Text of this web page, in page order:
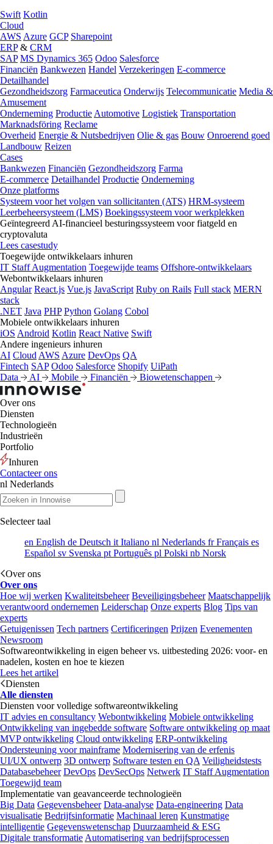
Swift Kotlin
Cloud
AWS Azure GCP Sharepoint
ERP& CRM
SAP MS Dynamics 365 Odoo Salesforce
Financiën Bankwezen Handel Verzekeringen E-commerce
Detailhandel
Gezondheidszorg Farmaceutica Onderwijs Telecommunicatie Media &
Amusement
Onderneming Productie Automotive Logistiek Transportation
Marknadsföring Reclame
Overheid Energie & Nutsbedrijven Olie & gas Bouw Onroerend goed
Landbouw Reizen
Cases
Bankwezen Financiën Gezondheidszorg Farma
E-commerce Detailhandel Productie Onderneming
Onze platforms
Systeem voor het volgen van sollicitanten (ATS) HRM-systeem
Leerbeheersysteem (LMS) Boekingssysteem voor werkplekken
Geïntegreerd AI-financieel besturingssysteem voor fiatgeld en
cryptovaluta
Lees casestudy
Toegewijde ontwikkelaars inhuren
IT Staff Augmentation Toegewijde teams Offshore-ontwikkelaars
Webontwikkelaars inhuren
Angular React.js Vue.js JavaScript Ruby on Rails Full stack MERN
stack
.NET Java PHP Python Golang Cobol
Mobiele ontwikkelaars inhuren
iOS Android Kotlin React Native Swift
Andere ingenieurs inhuren
AI Cloud AWS Azure DevOps QA
Fintech SAP Odoo Salesforce Shopify UiPath
Data
AI Mobile Financiën Biowetenschappen
Over ons
Diensten
Technologieën
Industrieën
Portfolio
Inhuren
Contacteer ons
nl Nederlands
Selecteer taal
en English de Deutsch it Italiano nl Nederlands frFrançais es
Español sv Svenska pt Português pl Polski nb Norsk
Over ons
Over ons
Hoe wij werken Kwaliteitsbeheer Beveiligingsbeheer Maatschappelijk
verantwoord ondernemen Leiderschap Onze experts Blog Tips van
experts
Getuigenissen Tech partners Certificeringen Prijzen Evenementen
Newsroom
Softwareontwikkeling in eigen beheer vs. uitbesteding 2026: voor- en
nadelen, kosten en hoe te kiezen
Lees het artikel
Diensten
Alle diensten
Diensten voor volledige softwareontwikkeling
IT advies en consultancy Webontwikkeling Mobiele ontwikkeling
Ontwikkeling van ingebedde software Software ontwikkeling op maat
MVP ontwikkeling Cloud ontwikkeling ERP-ontwikkeling
Ondersteuning voor mainframe Modernisering van de erfenis
UI/UX ontwerp 3D ontwerp Software testen en QA Veiligheidstests
Databasebeheer DevOps DevSecOps Netwerk IT Staff Augmentation
Toegewijd team
Implementatie van geavanceerde technologieën
Big Data Gegevensbeheer Data-analyse Data-engineering Data
visualisatie Bedrijfsinformatie Machinaal leren Kunstmatige
intelligentie Gegevenswetenschap Duurzaamheid & ESG
Digitale transformatie Automatisering van bedrijfsprocessen